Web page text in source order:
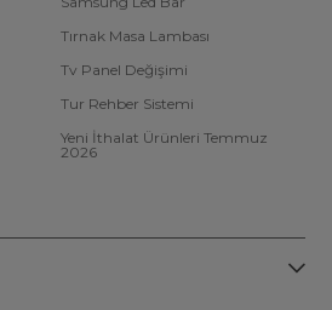
Tırnak Masa Lambası
Tv Panel Değişimi
Tur Rehber Sistemi
Yeni İthalat Ürünleri Temmuz
2026